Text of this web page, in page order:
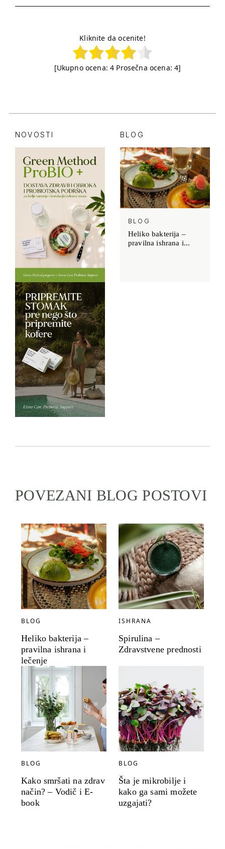
Kliknite da ocenite!
[Ukupno ocena:4 Prosečna ocena:4]
NOVOSTI BLOG
BLOG
Heliko bakterija –
pravilna ishrana i...
POVEZANI BLOG POSTOVI
BLOG
Heliko bakterija –
pravilna ishrana i
lečenje
ISHRANA
Spirulina –
Zdravstvene prednosti
BLOG
Kako smršati na zdrav
način? – Vodič i E-
book
BLOG
Šta je mikrobilje i
kako ga sami možete
uzgajati?